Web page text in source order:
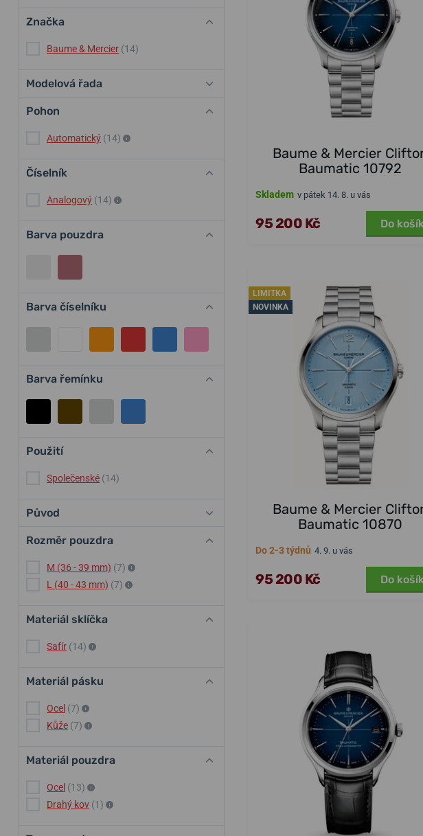
Značka
Baume & Mercier (14)
Modelová řada
Pohon
Automatický (14)
Číselník
Analogový (14)
Barva pouzdra
Barva číselníku
Barva řemínku
Použití
Společenské (14)
Původ
Rozměr pouzdra
M (36 - 39 mm) (7)
L (40 - 43 mm) (7)
Materiál sklíčka
Safír (14)
Materiál pásku
Ocel (7)
Kůže (7)
Materiál pouzdra
Ocel (13)
Drahý kov (1)
Baume & Mercier
Baumatic 10792
Skladem v pátek 14. 8. u vás
95 200 Kč Do
LIMITKA
NOVINKA
Baume & Mercier
Baumatic 10870
Do 2-3 týdnů 4. 9. u vás
95 200 Kč Do